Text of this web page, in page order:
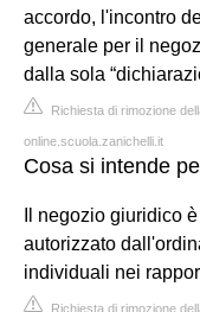
accordo, l'incontro
generale per il
dalla sola
Richiesta di rimozione
online.scuola.zanichelli.it
Cosa si intende
Il negozio giuridico
autorizzato
individuali nei
Richiesta di rimozione